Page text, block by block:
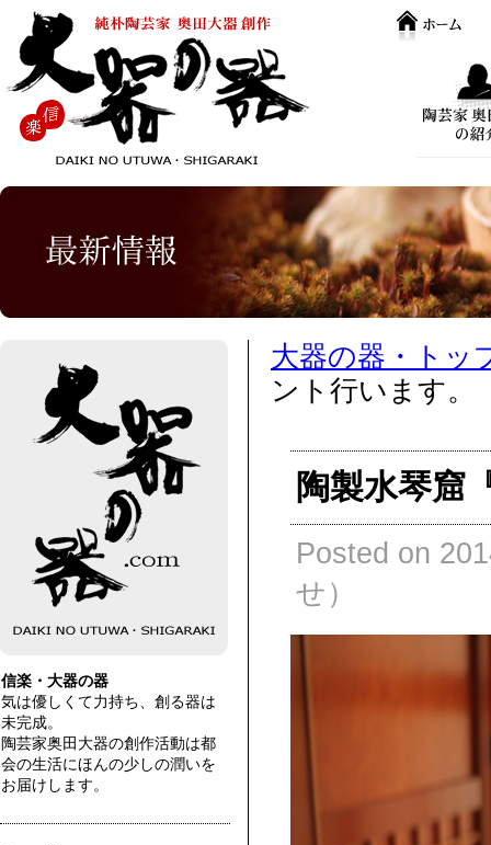
大器の器・トッ
ント行います。
陶製水琴窟
Posted on
せ）
信楽・大器の器
気は優しくて力持ち、創る器は
未完成。
陶芸家奥田大器の創作活動は都
会の生活にほんの少しの潤いを
お届けします。